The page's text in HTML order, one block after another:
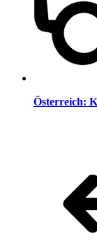
Österreich: